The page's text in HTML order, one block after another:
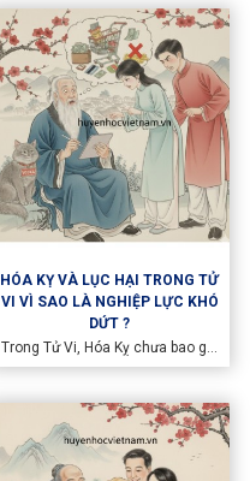
thông thường, thì chúng ta mới
chỉ chạm vào lớp vỏ bề ngoài. Để
thực sự thấu hiểu Thiên Lương,
cần phải đặt ngôi sao này vào
trục âm dương sinh tồn của Tử
Vi Đẩu Số — nơi mỗi tinh diệu
không chỉ là một phẩm chất đạo
đức, mà là một cơ chế vận hành
khí số của con người giữa thế
gian.
HÓA KỴ VÀ LỤC HẠI TRONG TỬ
VI VÌ SAO LÀ NGHIỆP LỰC KHÓ
DỨT ?
Trong Tử Vi, Hóa Kỵ chưa bao giờ
là hung tinh theo nghĩa bộc phát,
là biểu hiện của ám kết chi khí –
khí bị dồn nén, bị khóa chặt,
không thông, không tan, không
đoạn